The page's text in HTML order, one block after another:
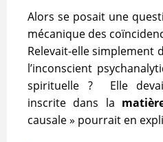
Alors se posait une
mécanique des
Relevait-elle simplement
l’inconscient
spirituelle ? Elle
inscrite dans la
causale » pourrait en